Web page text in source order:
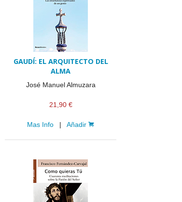
GAUDÍ: EL ARQUITECTO DEL
ALMA
José Manuel Almuzara
21,90 €
Mas Info |Añadir